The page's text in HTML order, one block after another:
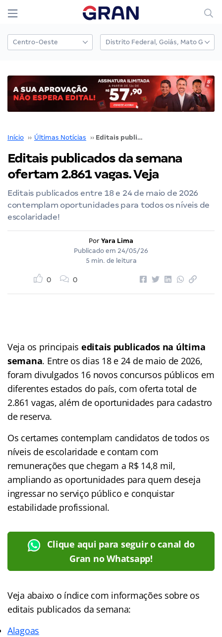
Início ›› Últimas Notícias ›› Editais publicados da semana ofertam 2.861 vagas. Veja
Editais publicados da semana
ofertam 2.861 vagas. Veja
Editais publicados entre 18 e 24 de maio de 2026
contemplam oportunidades para todos os níveis de
escolaridade!
Por Yara Lima
Publicado em 24/05/26
5 min. de leitura
0 0
Veja os principais editais publicados na última
semana. Entre os dias 18 e 24 de maio de 2026,
foram divulgados 16 novos concursos públicos em
diferentes estados do país, com oferta total de
2.861 vagas, além de oportunidades para cadastro
de reserva.
Os certames contemplam candidatos de todos os
níveis de escolaridade e contam com
remunerações que chegam a R$ 14,8 mil,
ampliando as oportunidades para quem deseja
ingressar no serviço público e conquistar
estabilidade profissional.
Clique aqui para seguir o canal do
Gran no Whatsapp!
Veja abaixo o índicecom informações sobre os
editais publicados da semana:
Alagoas